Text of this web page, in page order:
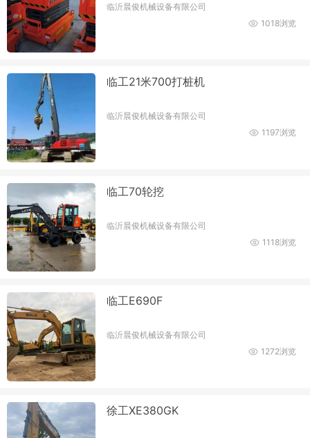
临沂晨俊机械设备有限公司
1018浏览
临工21米700打桩机
临沂晨俊机械设备有限公司
1197浏览
临工70轮挖
临沂晨俊机械设备有限公司
1118浏览
临工E690F
临沂晨俊机械设备有限公司
1272浏览
徐工XE380GK